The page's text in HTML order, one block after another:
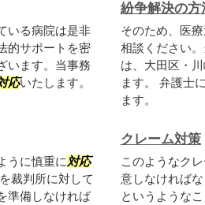
いる病院は是非
的サポートを密
います。当事務
応いたします。
紛争解決の方
そのため、医
相談ください
は、大田区・
ます。 弁護士
ます。
うに慎重に 対応
裁判所に対して
準備しなければ
クレーム対策
このようなク
意しなければ
というような